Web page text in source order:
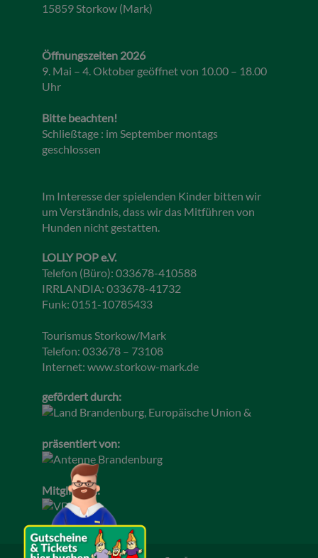
15859 Storkow (Mark)
Öffnungszeiten 2026
9. Mai – 4. Oktober geöffnet von 10.00 – 18.00
Uhr
Bitte beachten!
Schließtage : im September montags
geschlossen
Im Interesse der spielenden Kinder bitten wir
um Verständnis, dass wir das Mitführen von
Hunden nicht gestatten.
LOLLY POP e.V.
Telefon (Büro): 033678-410588
IRRLANDIA: 033678-41732
Funk: 0151-10785433
Tourismus Storkow/Mark
Telefon: 033678 – 73108
Internet: www.storkow-mark.de
gefördert durch:
präsentiert von:
Mitglied im: